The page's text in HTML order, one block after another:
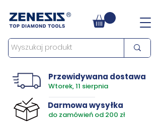
Przewidywana dostawa
Wtorek, 11 sierpnia
Darmowa wysyłka
do zamówień od 200 zł